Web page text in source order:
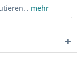
mehr